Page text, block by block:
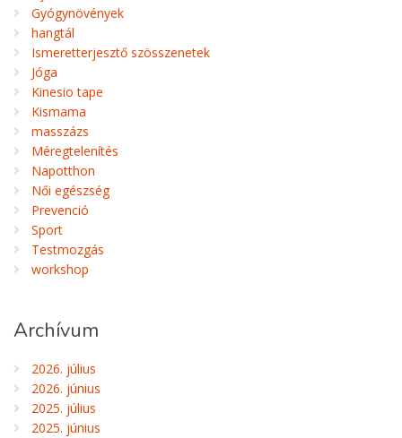
Gyógynövények
hangtál
Ismeretterjesztő szösszenetek
Jóga
Kinesio tape
Kismama
masszázs
Méregtelenítés
Napotthon
Női egészség
Prevenció
Sport
Testmozgás
workshop
Archívum
2026. július
2026. június
2025. július
2025. június